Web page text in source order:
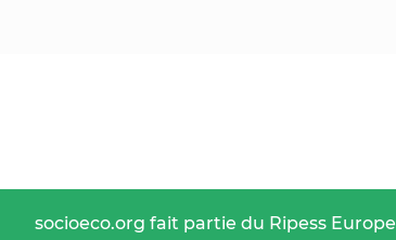
socioeco.org fait partie du Ripess Europe